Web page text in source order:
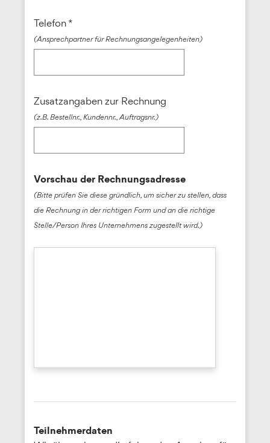
Telefon *
(Ansprechpartner für Rechnungsangelegenheiten)
Zusatzangaben zur Rechnung
(z.B. Bestellnr., Kundennr., Auftragsnr.)
Vorschau der Rechnungsadresse
(Bitte prüfen Sie diese gründlich, um sicher zu stellen, dass
die Rechnung in der richtigen Form und an die richtige
Stelle/Person Ihres Unternehmens zugestellt wird.)
Teilnehmerdaten